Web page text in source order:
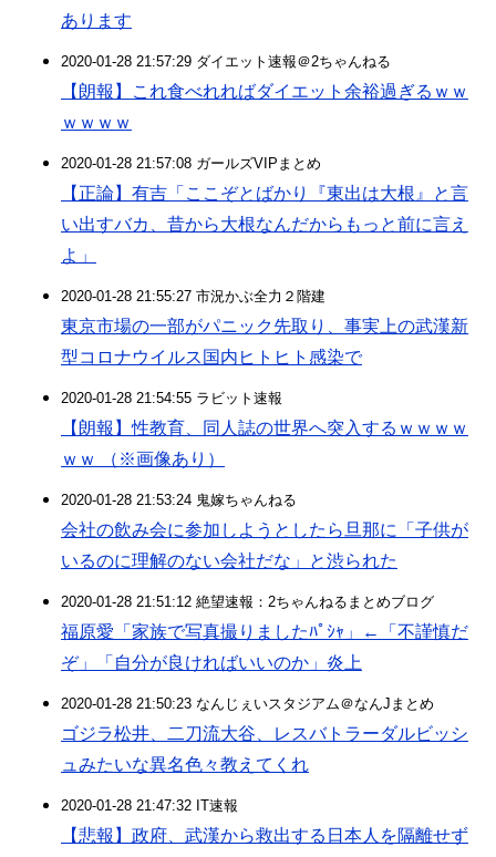
あります
2020-01-28 21:57:29 ダイエット速報＠2ちゃんねる
【朗報】これ食べれればダイエット余裕過ぎるｗｗ
ｗｗｗｗ
2020-01-28 21:57:08 ガールズVIPまとめ
【正論】有吉「ここぞとばかり『東出は大根』と言
い出すバカ、昔から大根なんだからもっと前に言え
よ」
2020-01-28 21:55:27 市況かぶ全力２階建
東京市場の一部がパニック先取り、事実上の武漢新
型コロナウイルス国内ヒトヒト感染で
2020-01-28 21:54:55 ラビット速報
【朗報】性教育、同人誌の世界へ突入するｗｗｗｗ
ｗｗ （※画像あり）
2020-01-28 21:53:24 鬼嫁ちゃんねる
会社の飲み会に参加しようとしたら旦那に「子供が
いるのに理解のない会社だな」と渋られた
2020-01-28 21:51:12 絶望速報：2ちゃんねるまとめブログ
福原愛「家族で写真撮りましたﾊﾟｼｬ」←「不謹慎だ
ぞ」「自分が良ければいいのか」炎上
2020-01-28 21:50:23 なんじぇいスタジアム＠なんJまとめ
ゴジラ松井、二刀流大谷、レスバトラーダルビッシ
ュみたいな異名色々教えてくれ
2020-01-28 21:47:32 IT速報
【悲報】政府、武漢から救出する日本人を隔離せず